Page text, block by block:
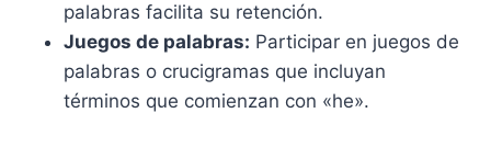
palabras facilita su retención.
Juegos de palabras: Participar en juegos de
palabras o crucigramas que incluyan
términos que comienzan con «he».